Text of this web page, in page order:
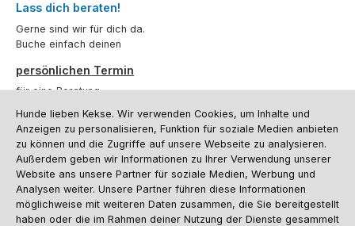
Lass dich beraten!
Gerne sind wir für dich da.
Buche einfach deinen
persönlichen Termin
für eine Beratung.
Oder über unserKontaktformular.
Vertrag widerrufen
Kundenservice
Hunde lieben Kekse. Wir verwenden Cookies, um Inhalte und
Anzeigen zu personalisieren, Funktion für soziale Medien anbieten
zu können und die Zugriffe auf unsere Webseite zu analysieren.
Außerdem geben wir Informationen zu Ihrer Verwendung unserer
Website ans unsere Partner für soziale Medien, Werbung und
Analysen weiter. Unsere Partner führen diese Informationen
möglichweise mit weiteren Daten zusammen, die Sie bereitgestellt
haben oder die im Rahmen deiner Nutzung der Dienste gesammelt